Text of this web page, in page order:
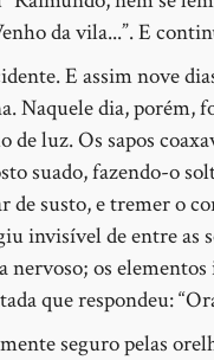
da vila...”. E
E assim nove
Naquele dia, porém,
luz. Os sapos
suado, fazendo-o
de susto, e tremer o
invisível de entre as
nervoso; os
que respondeu:
seguro pelas